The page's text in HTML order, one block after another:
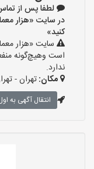
لطفا پس از
کنید»
سایت «هزار
است وهیچ‌گونه
ندارد.
مکان:تهران -
انتقال آگهی به